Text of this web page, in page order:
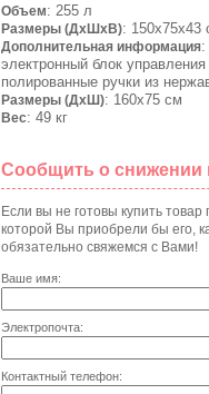
Объем: 255 л
Размеры (ДхШхВ): 150х75х43
Дополнительная информация:
электронный блок
полированные ручки из
Размеры (ДхШ): 160х75 см
Вес: 49 кг
Сообщить о снижении
Если вы не готовы купить
которой Вы приобрели бы его,
обязательно свяжемся с Вами!
Ваше имя:
Электропочта:
Контактный телефон: